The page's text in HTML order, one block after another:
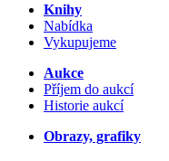
Knihy
Nabídka
Vykupujeme
Aukce
Příjem do aukcí
Historie aukcí
Obrazy, grafiky